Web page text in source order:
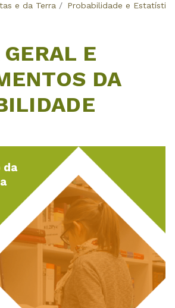
e da Terra / Probabilidade e Estatística
E
DA
da